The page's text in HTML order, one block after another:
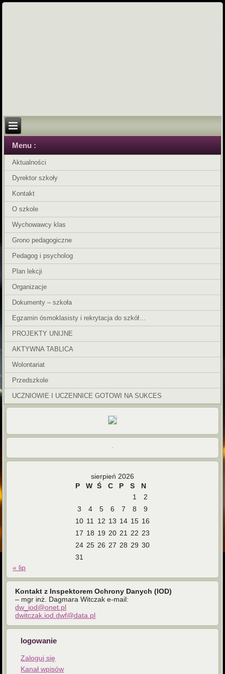
Menu :
Aktualności
Dyrektor szkoły
Kontakt
O szkole
Wychowawcy klas
Grono pedagogiczne
Pedagog i psycholog
Plan lekcji
Organizacje
Dokumenty – szkoła
Egzamin ósmoklasisty i rekrytacja do szkół…
PROJEKTY UNIJNE
AKTYWNA TABLICA
Wolontariat
Przedszkole
UCZNIOWIE I UCZENNICE GOTOWI NA SUKCES
sierpień 2026
P
W Ś C P S
N
1
2
3
4 5 6 7 8
9
10 11 12 13 14 15 16
17 18 19 20 21 22 23
24 25 26 27 28 29 30
31
« lip
Kontakt z Inspektorem Ochrony Danych (IOD)
– mgr inż. Dagmara Witczak e-mail:
dw_iod@onet.pl
dwitczak.iod.dwf@data.pl
logowanie
Zaloguj się
Kanał wpisów